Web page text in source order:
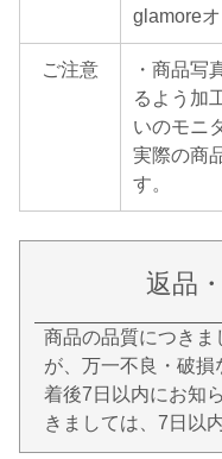
glamore
ご注意
・商品写
るよう加
いのモニ
実際の商
す。
返品
商品の品質につきま
が、万一不良・破損
着後7日以内にお知
きましては、7日以